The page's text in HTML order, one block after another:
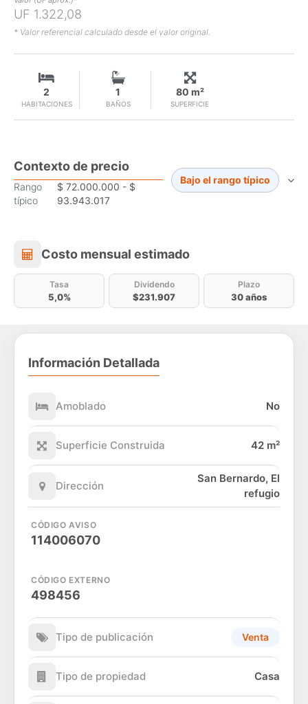
UF 1.322,08
* Valor referencial calculado desde el valor original.
HABITACIONES
2
BAÑOS
1
SUPERFICIE
80 m²
Contexto de precio
Rango
típico
$ 72.000.000 - $
93.943.017
Bajo el rango típico
Costo mensual estimado
Costo mensual estimado
Tasa
5,0%
Dividendo
$231.907
Plazo
30 años
Información Detallada
Amoblado No
Superficie Construida 42 m²
Dirección
San Bernardo, El
refugio
CÓDIGO AVISO
114006070
CÓDIGO EXTERNO
498456
Tipo de publicación Venta
Tipo de propiedad Casa